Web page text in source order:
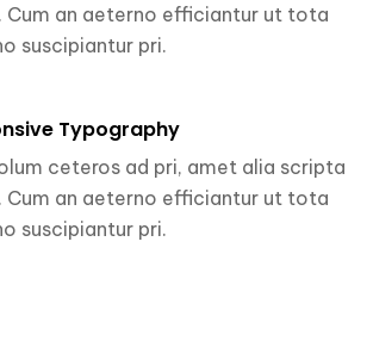
Cum an aeterno efficiantur ut tota
suscipiantur pri.
Typography
ceteros ad pri, amet alia scripta
Cum an aeterno efficiantur ut tota
suscipiantur pri.